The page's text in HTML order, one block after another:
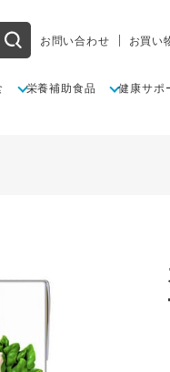
お問い合わせ お買い
栄養補助食品 健康サポ